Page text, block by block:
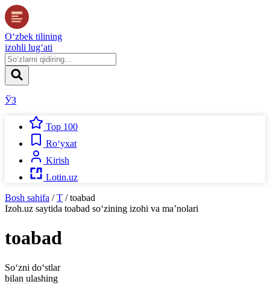
O‘zbek tilining
izohli lug‘ati
ЎЗ
Top 100
Ro‘yxat
Kirish
Lotin.uz
Bosh sahifa / T / toabad
Izoh.uz saytida toabad so‘zining izohi va ma’nolari
toabad
So‘zni do‘stlar
bilan ulashing